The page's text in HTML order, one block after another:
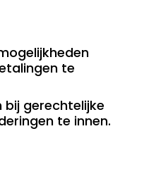
te
gerechtelijke
te innen.